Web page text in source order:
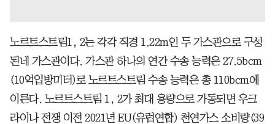
노르트스트림1, 2는 각각 직경 1.22m인 두 가스관으로 구성
된네 가스관이다. 가스관 하나의 연간 수송 능력은 27.5bcm
(10억입방미터)로 노르트스트림 수송 능력은 총 110bcm에
이른다. 노르트스트림 1, 2가 최대 용량으로 가동되면 우크
라이나 전쟁 이전 2021년 EU(유럽연합) 천연가스 소비량(39